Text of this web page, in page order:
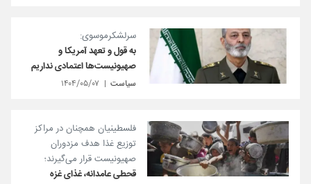
سرلشکرموسوی:
به قول و تعهد آمریکا و
صهیونیست‌ها اعتمادی نداریم
سیاست ۱۴۰۴/۰۵/۰۷
فلسطینیان همچنان در مراکز
توزیع غذا هدف مزدوران
صهیونیست قرار می‌گیرند؛
قحطی عامدانه، غذای غزه